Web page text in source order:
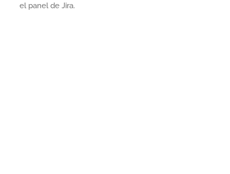
el panel de Jira.